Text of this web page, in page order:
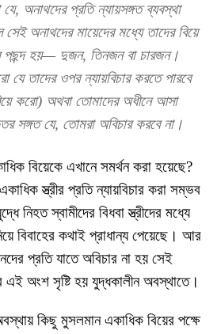
অনাথদের প্রতি ন্যায়সঙ্গত ব্যবস্থা
অনাথদের মায়েদের মধ্যে তাদের বিয়ে
পছন্দ হয়— দুজন, তিনজন বা চারজন।
তাদের ওপর ন্যায়বিচার করতে পারবে
করো) অথবা তোমাদের অধীনে আসা
সঙ্গত যে, তোমরা অবিচার করবে না।
বিয়েকে এখানে সমর্থন করা হয়েছে?
স্ত্রীর প্রতি ন্যায়বিচার করা সম্ভব
নিহত স্বামীদের বিধবা স্ত্রীদের মধ্যে
বিবাহের কথাই প্রাধান্য পেয়েছে। আর
প্রতি যাতে অবিচার না হয় সেই
এই অংশ সৃষ্টি হয় যুদ্ধকালীন অবস্থাতে।
কিছু মুসলমান একাধিক বিয়ের পক্ষে